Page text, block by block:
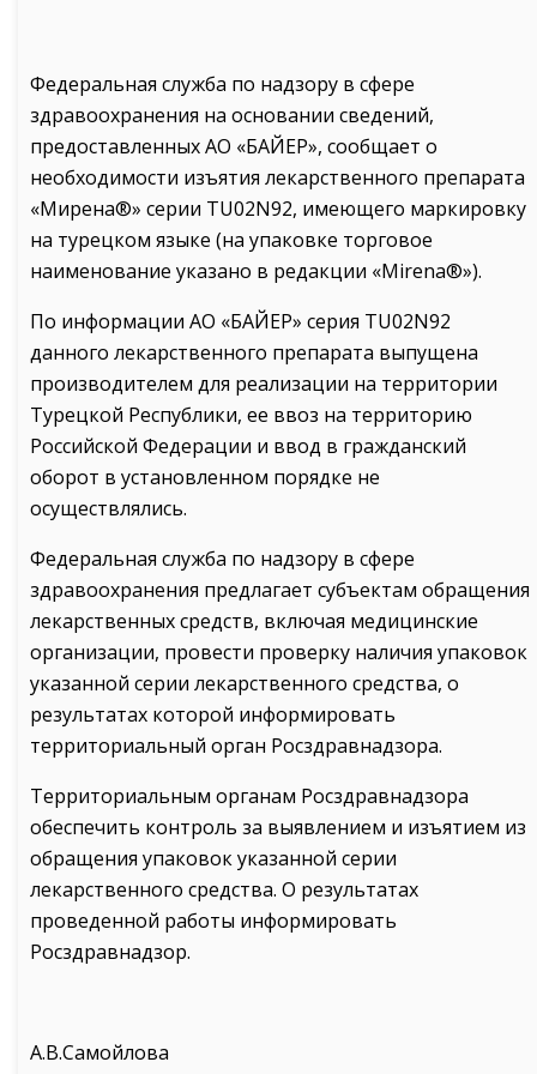
Федеральная служба по надзору в сфере
здравоохранения на основании сведений,
предоставленных АО «БАЙЕР», сообщает о
необходимости изъятия лекарственного препарата
«Мирена®» серии TU02N92, имеющего маркировку
на турецком языке (на упаковке торговое
наименование указано в редакции «Mirena®»).
По информации АО «БАЙЕР» серия TU02N92
данного лекарственного препарата выпущена
производителем для реализации на территории
Турецкой Республики, ее ввоз на территорию
Российской Федерации и ввод в гражданский
оборот в установленном порядке не
осуществлялись.
Федеральная служба по надзору в сфере
здравоохранения предлагает субъектам обращения
лекарственных средств, включая медицинские
организации, провести проверку наличия упаковок
указанной серии лекарственного средства, о
результатах которой информировать
территориальный орган Росздравнадзора.
Территориальным органам Росздравнадзора
обеспечить контроль за выявлением и изъятием из
обращения упаковок указанной серии
лекарственного средства. О результатах
проведенной работы информировать
Росздравнадзор.
А.В.Самойлова